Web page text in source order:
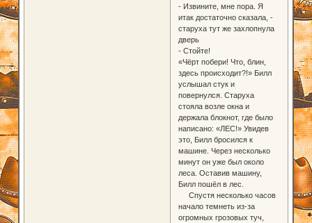
- Извините, мне пора. Я
итак достаточно сказала, -
старуха тут же захлопнула
дверь
- Стойте!
«Чёрт побери! Что, блин,
здесь происходит?!» Билл
услышал стук и
повернулся. Старуха
стояла возле окна и
держала блокнот, где было
написано: «ЛЕС!» Увидев
это, Билл бросился к
машине. Через несколько
минут он уже был около
леса. Оставив машину,
Билл пошёл в лес.
Спустя несколько часов
начало темнеть из-за
огромных грозовых туч,